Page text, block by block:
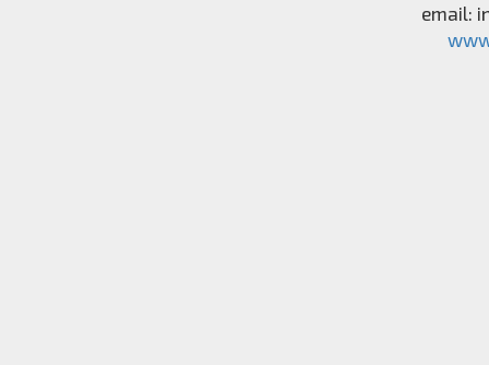
email: